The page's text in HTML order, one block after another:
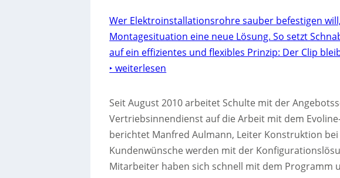
Wer Elektroinstallationsrohre sauber befestigen
Montagesituation eine neue Lösung. So setzt
auf ein effizientes und flexibles Prinzip: Der Clip
‣ weiterlesen
Seit August 2010 arbeitet Schulte mit der
Vertriebsinnendienst auf die Arbeit mit dem
berichtet Manfred Aulmann, Leiter Konstruktion bei
Kundenwünsche werden mit der
Mitarbeiter haben sich schnell mit dem Programm